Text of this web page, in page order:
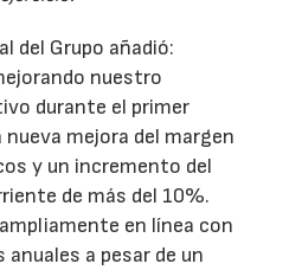
del Grupo añadió:
nuestro
durante el primer
mejora del margen
y un incremento del
de más del 10%.
en línea con
a pesar de un